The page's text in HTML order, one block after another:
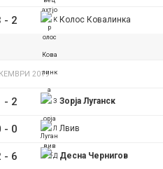
- 2 Колос Ковалинка
2019
- 2 Зорја Луганск
- 0 Лвив
- 6 Десна Чернигов